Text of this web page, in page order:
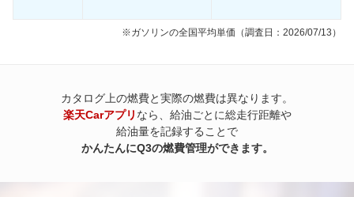
※ガソリンの全国平均単価（調査日：2026/07/13）
カタログ上の燃費と実際の燃費は異なります。
楽天Carアプリ なら、給油ごとに総走行距離や
給油量を記録することで
かんたんにQ3の燃費管理ができます。